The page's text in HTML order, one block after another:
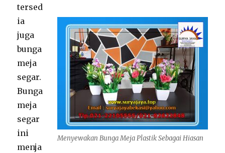
Menyewakan Bunga Meja Plastik Sebagai Hiasan
tersed
ia
juga
bunga
meja
segar.
Bunga
meja
segar
ini
menja